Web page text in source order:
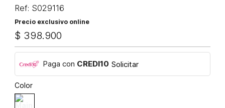
Ref: S029116
Precio exclusivo online
$ 398.900
Paga con CREDI10 Solicitar
Color